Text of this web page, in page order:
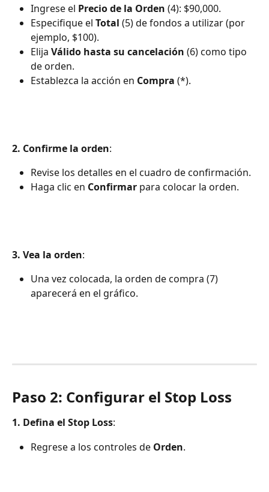
Ingrese el Precio de la Orden (4): $90,000.
Especifique el Total (5) de fondos a utilizar (por
ejemplo, $100).
Elija Válido hasta su cancelación (6) como tipo
de orden.
Establezca la acción en Compra (*).
2. Confirme la orden:
Revise los detalles en el cuadro de confirmación.
Haga clic en Confirmar para colocar la orden.
3. Vea la orden:
Una vez colocada, la orden de compra (7)
aparecerá en el gráfico.
Paso 2: Configurar el Stop Loss
1. Defina el Stop Loss:
Regrese a los controles de Orden.